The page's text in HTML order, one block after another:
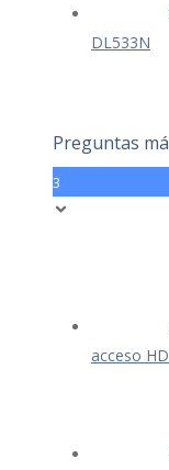
DL533N
Preguntas
3
acceso